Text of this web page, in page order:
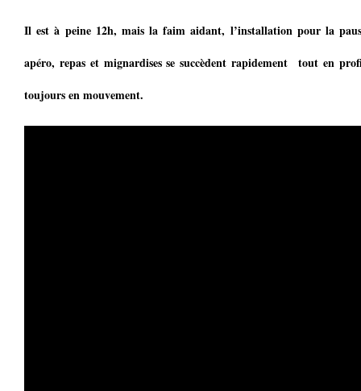
Il est à peine 12h, mais la faim aidant, l’installation pour la
apéro, repas et mignardises se succèdent rapidement tout en
toujours en mouvement.